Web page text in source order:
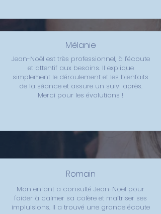
Mélanie
Jean-Noël est très professionnel, à l’écoute
et attentif aux besoins. Il explique
simplement le déroulement et les bienfaits
de la séance et assure un suivi après.
Merci pour les évolutions !
Romain
Mon enfant a consulté Jean-Noël pour
l'aider à calmer sa colère et maîtriser ses
implulsions. Il a trouvé une grande écoute